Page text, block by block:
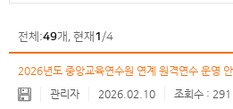
전체:49개, 현재 1 /4
호
2026년도 중앙교육연수원 연계 원격연수 운영
관리자
2026.02.10 291